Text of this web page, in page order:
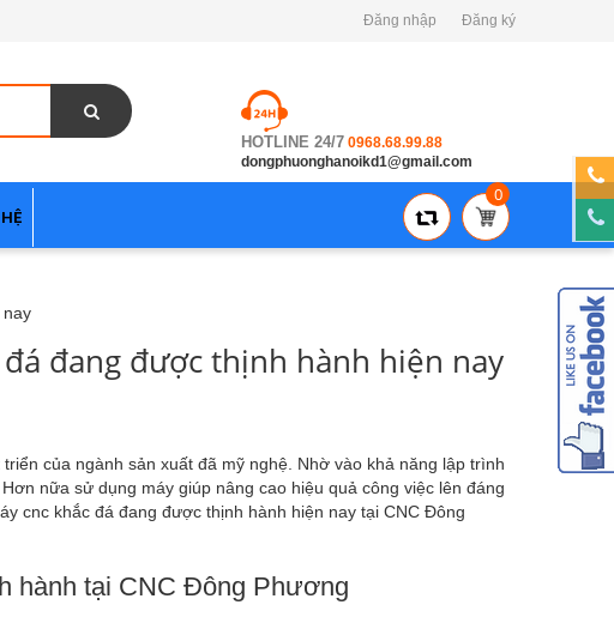
Đăng nhập Đăng ký
HOTLINE 24/7 0968.68.99.88
dongphuonghanoikd1@gmail.com
0
đang được thịnh hành hiện nay
của ngành sản xuất đã mỹ nghệ. Nhờ vào khả năng lập trình
nữa sử dụng máy giúp nâng cao hiệu quả công việc lên đáng
cnc khắc đá đang được thịnh hành hiện nay tại CNC Đông
hành tại CNC Đông Phương